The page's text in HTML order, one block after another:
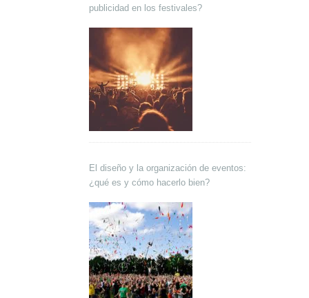
publicidad en los festivales?
El diseño y la organización de eventos:
¿qué es y cómo hacerlo bien?